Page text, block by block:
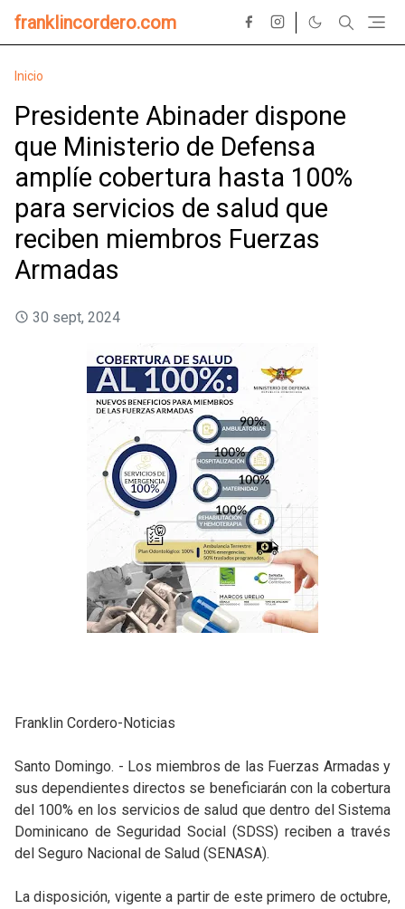
franklincordero.com
Inicio
Presidente Abinader dispone
que Ministerio de Defensa
amplíe cobertura hasta 100%
para servicios de salud que
reciben miembros Fuerzas
Armadas
30 sept, 2024
Franklin Cordero-Noticias
Santo Domingo. - Los miembros de las Fuerzas Armadas y
sus dependientes directos se beneficiarán con la cobertura
del 100% en los servicios de salud que dentro del Sistema
Dominicano de Seguridad Social (SDSS) reciben a través
del Seguro Nacional de Salud (SENASA).
La disposición, vigente a partir de este primero de octubre,